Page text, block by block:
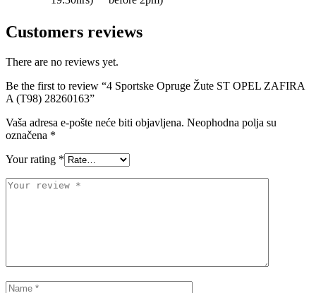
Customers reviews
There are no reviews yet.
Be the first to review “4 Sportske Opruge Žute ST OPEL ZAFIRA
A (T98) 28260163”
Vaša adresa e-pošte neće biti objavljena. Neophodna polja su
označena *
Your rating *